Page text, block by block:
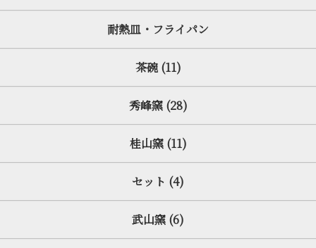
耐熱皿・フライパン
茶碗 (11)
秀峰窯 (28)
桂山窯 (11)
セット (4)
武山窯 (6)